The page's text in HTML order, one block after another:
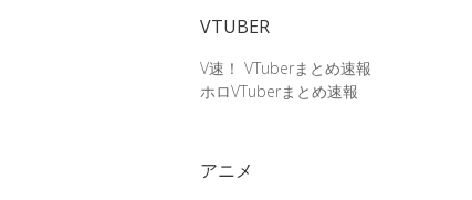
VTUBER
V速！ VTuberまとめ速報
ホロVTuberまとめ速報
アニメ